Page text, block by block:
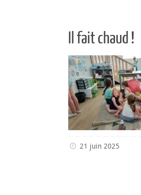
Il fait chaud !
21 juin 2025